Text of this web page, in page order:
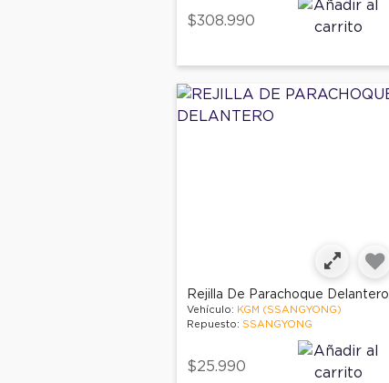
$308.990
Rejilla De Parachoque Delantero
Vehículo: KGM (SSANGYONG)
Repuesto: SSANGYONG
$25.990